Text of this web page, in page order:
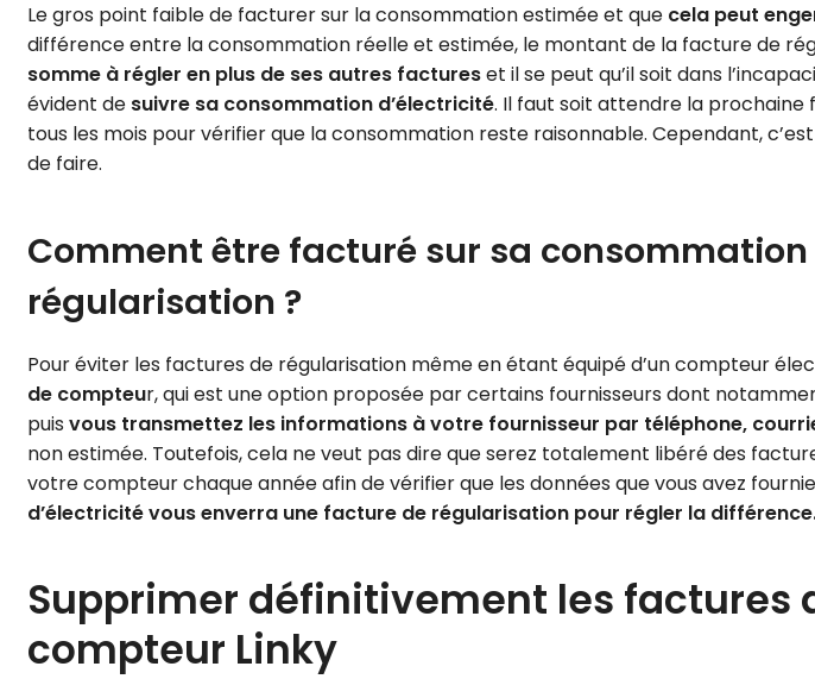
Le gros point faible de facturer sur la consommation estimée et que cela peut
différence entre la consommation réelle et estimée, le montant de la facture de
somme à régler en plus de ses autres factureset il se peut qu’il soit dans
évident de suivre sa consommation d’électricité. Il faut soit attendre la
tous les mois pour vérifier que la consommation reste raisonnable. Cependant,
de faire.
Comment être facturé sur sa
régularisation ?
Pour éviter les factures de régularisation même en étant équipé d’un compteur
de compteur, qui est une option proposée par certains fournisseurs dont
puis vous transmettez les informations à votre fournisseur par téléphone,
non estimée. Toutefois, cela ne veut pas dire que serez totalement libéré des
votre compteur chaque année afin de vérifier que les données que vous avez
d’électricité vous enverra une facture de régularisation pour régler la
Supprimer définitivement les factures
compteur Linky